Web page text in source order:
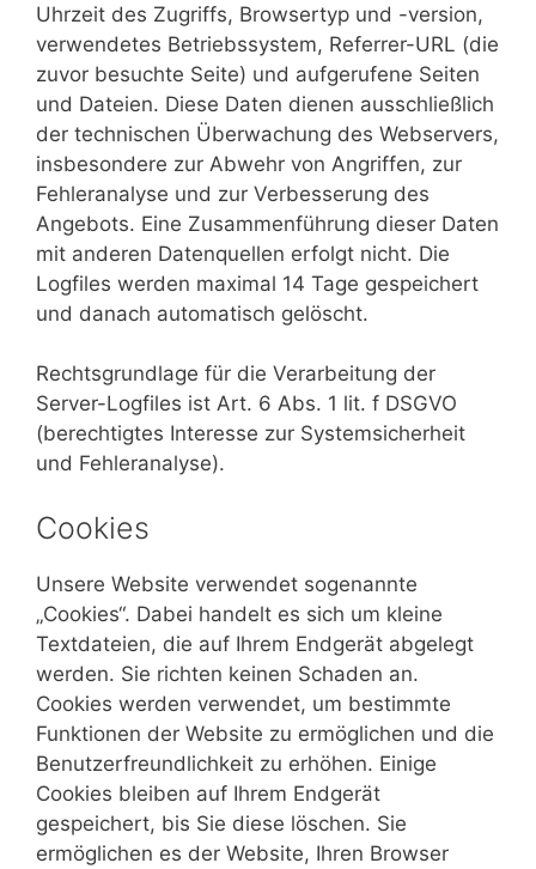
Uhrzeit des Zugriffs, Browsertyp und -version,
verwendetes Betriebssystem, Referrer-URL (die
zuvor besuchte Seite) und aufgerufene Seiten
und Dateien. Diese Daten dienen ausschließlich
der technischen Überwachung des Webservers,
insbesondere zur Abwehr von Angriffen, zur
Fehleranalyse und zur Verbesserung des
Angebots. Eine Zusammenführung dieser Daten
mit anderen Datenquellen erfolgt nicht. Die
Logfiles werden maximal 14 Tage gespeichert
und danach automatisch gelöscht.
Rechtsgrundlage für die Verarbeitung der
Server-Logfiles ist Art. 6 Abs. 1 lit. f DSGVO
(berechtigtes Interesse zur Systemsicherheit
und Fehleranalyse).
Cookies
Unsere Website verwendet sogenannte
„Cookies“. Dabei handelt es sich um kleine
Textdateien, die auf Ihrem Endgerät abgelegt
werden. Sie richten keinen Schaden an.
Cookies werden verwendet, um bestimmte
Funktionen der Website zu ermöglichen und die
Benutzerfreundlichkeit zu erhöhen. Einige
Cookies bleiben auf Ihrem Endgerät
gespeichert, bis Sie diese löschen. Sie
ermöglichen es der Website, Ihren Browser